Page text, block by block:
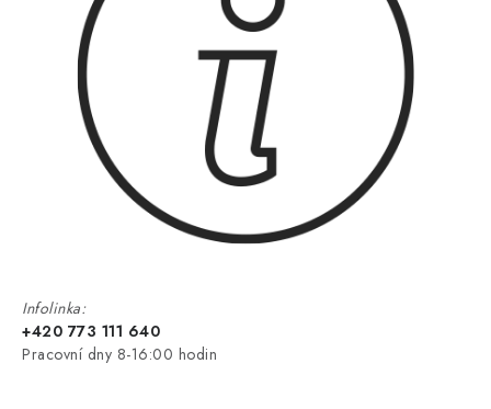
Infolinka:
+420 773 111 640
Pracovní dny 8-16:00 hodin